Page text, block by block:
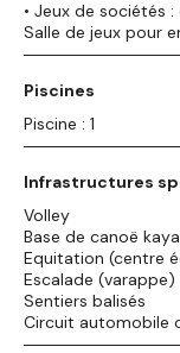
• Jeux de sociétés :
Salle de jeux pour
Piscines
Piscine : 1
Infrastructures
Volley
Base de canoë
Equitation (centre
Escalade
Sentiers balisés
Circuit automobile